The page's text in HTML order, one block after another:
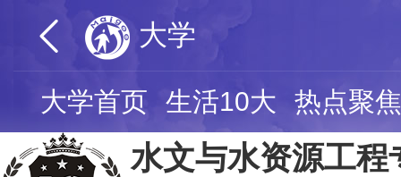
大学
大学首页 生活10大 热点聚焦
水文与水资源工程